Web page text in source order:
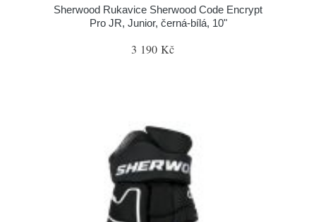
Sherwood Rukavice Sherwood Code Encrypt
Pro JR, Junior, černá-bílá, 10"
3 190 Kč